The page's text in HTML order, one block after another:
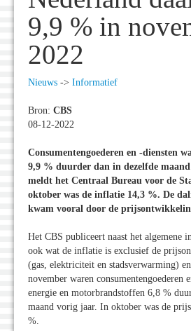
9,9 % in
2022
Nieuws -> Informatief
Bron: CBS
08-12-2022
Consumentengoederen en -diensten
9,9 % duurder dan in dezelfde maand
meldt het Centraal Bureau voor de
oktober was de inflatie 14,3 %. De
kwam vooral door de
Het CBS publiceert naast het algemene
ook wat de inflatie is exclusief de
(gas, elektriciteit en stadsverwarming)
november waren consumentengoederen
energie en motorbrandstoffen 6,8 %
maand vorig jaar. In oktober was de
%.